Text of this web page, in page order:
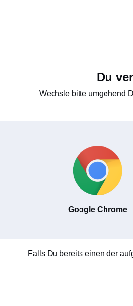
Du
Wechsle bitte umgehend
Google Chrome
Falls Du bereits einen der